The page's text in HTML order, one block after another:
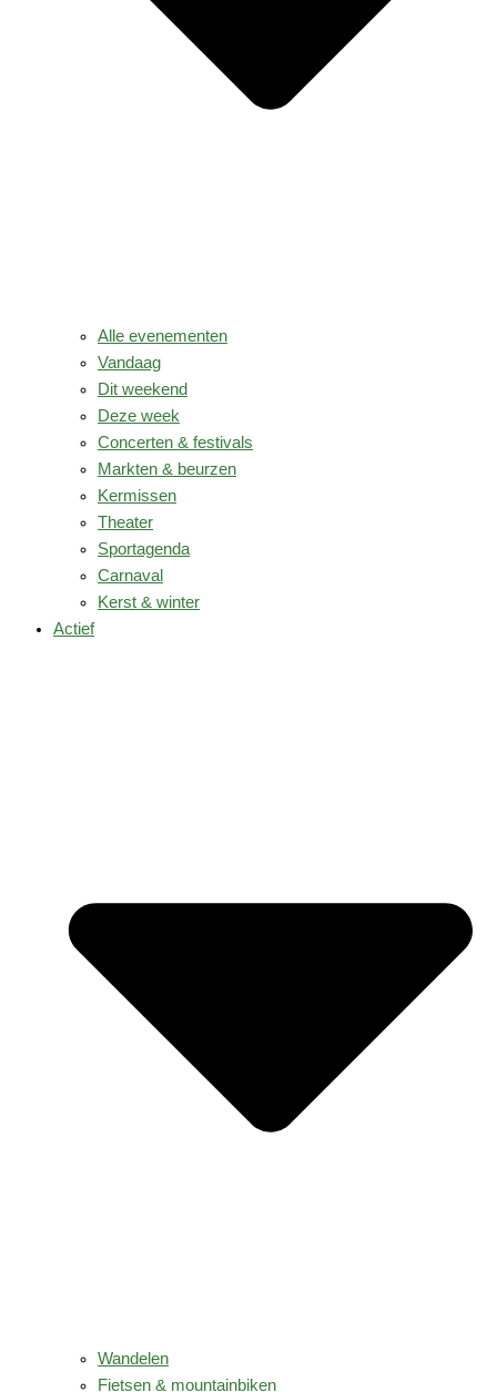
Alle evenementen
Vandaag
Dit weekend
Deze week
Concerten & festivals
Markten & beurzen
Kermissen
Theater
Sportagenda
Carnaval
Kerst & winter
Actief
Wandelen
Fietsen & mountainbiken